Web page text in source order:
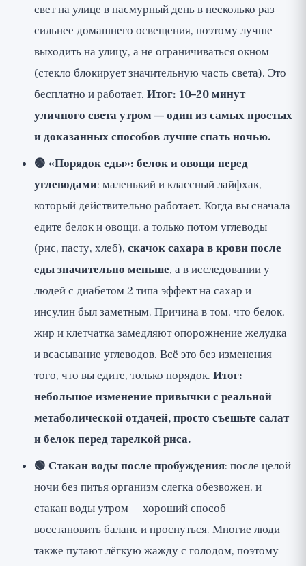
свет на улице в пасмурный день в несколько раз
сильнее домашнего освещения, поэтому лучше
выходить на улицу, а не ограничиваться окном
(стекло блокирует значительную часть света). Это
бесплатно и работает. Итог: 10–20 минут
уличного света утром — один из самых простых
и доказанных способов лучше спать ночью.
🟢 «Порядок еды»: белок и овощи перед
углеводами: маленький и классный лайфхак,
который действительно работает. Когда вы сначала
едите белок и овощи, а только потом углеводы
(рис, пасту, хлеб), скачок сахара в крови после
еды значительно меньше, а в исследовании у
людей с диабетом 2 типа эффект на сахар и
инсулин был заметным. Причина в том, что белок,
жир и клетчатка замедляют опорожнение желудка
и всасывание углеводов. Всё это без изменения
того, что вы едите, только порядок. Итог:
небольшое изменение привычки с реальной
метаболической отдачей, просто съешьте салат
и белок перед тарелкой риса.
🟢 Стакан воды после пробуждения: после целой
ночи без питья организм слегка обезвожен, и
стакан воды утром — хороший способ
восстановить баланс и проснуться. Многие люди
также путают лёгкую жажду с голодом, поэтому